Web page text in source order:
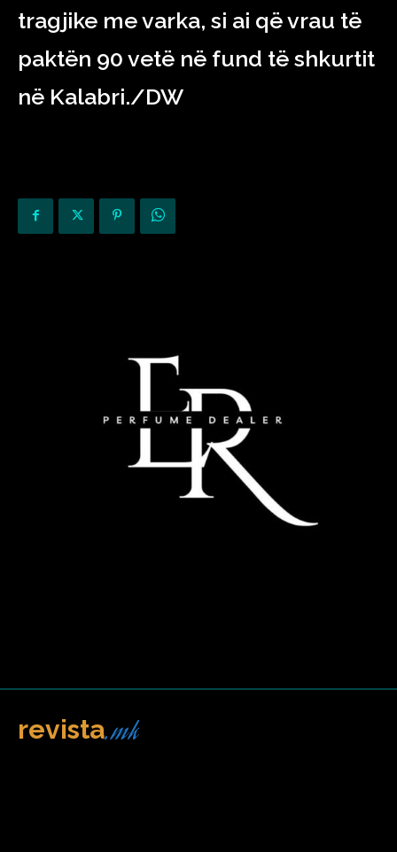
tragjike me varka, si ai që vrau të
paktën 90 vetë në fund të shkurtit
në Kalabri./DW
revista.mk